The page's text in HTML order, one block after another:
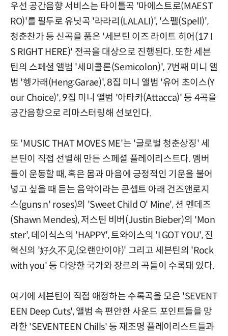
우선 공간음향 서비스는 타이틀곡 '마에스트로(MAEST
RO)'를 필두로 유닛곡 '라라리(LALALI)', '스펠(Spell)',
청춘찬가 등 신곡을 품은 '세븐틴 이즈 라이트 히어(17 I
S RIGHT HERE)' 전곡을 대상으로 진행된다. 또한 세븐
틴의 스페셜 앨범 '세미콜론(Semicolon)', 7번째 미니 앨
범 '헹가래(Heng:Garae)', 8집 미니 앨범 '유어 초이스(Y
our Choice)', 9집 미니 앨범 '아타카(Attacca)' 등 4곡을
공간음향으로 리마스터링해 선보인다.
또 'MUSIC THAT MOVES ME'는 '글로벌 청춘상징' 세
븐틴이 직접 선별해 만든 스페셜 플레이리스트다. 멤버
들이 운동할 때, 혹은 몸과 마음에 긍정적인 기운을 불어
넣고 싶을 때 듣는 음악이라는 콘셉트 아래 건즈앤로지
스(guns n' roses)의 'Sweet Child O' Mine', 션 멘데즈
(Shawn Mendes), 저스틴 비버(Justin Bieber)의 'Mon
ster', 데이식스의 'HAPPY', 트와이스의 'I GOT YOU', 진
혁신의 '好久不见(오랜만이야)' 그리고 세븐틴의 'Rock
with you' 등 다양한 국가와 장르의 곡들이 수록돼 있다.
여기에 세븐틴이 직접 애정하는 수록곡을 모은 'SEVENT
EEN Deep Cuts', 앨범 속 편안한 사운드 포인트들을 망
라한 'SEVENTEEN Chills' 등 재조명 플레이리스트들과